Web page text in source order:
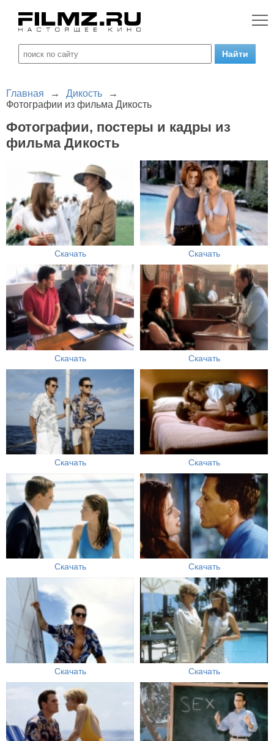
Главная → Дикость
→
Фотографии из фильма Дикость
Фотографии, постеры и кадры из
фильма Дикость
Скачать Скачать
Скачать Скачать
Скачать Скачать
Скачать Скачать
Скачать Скачать